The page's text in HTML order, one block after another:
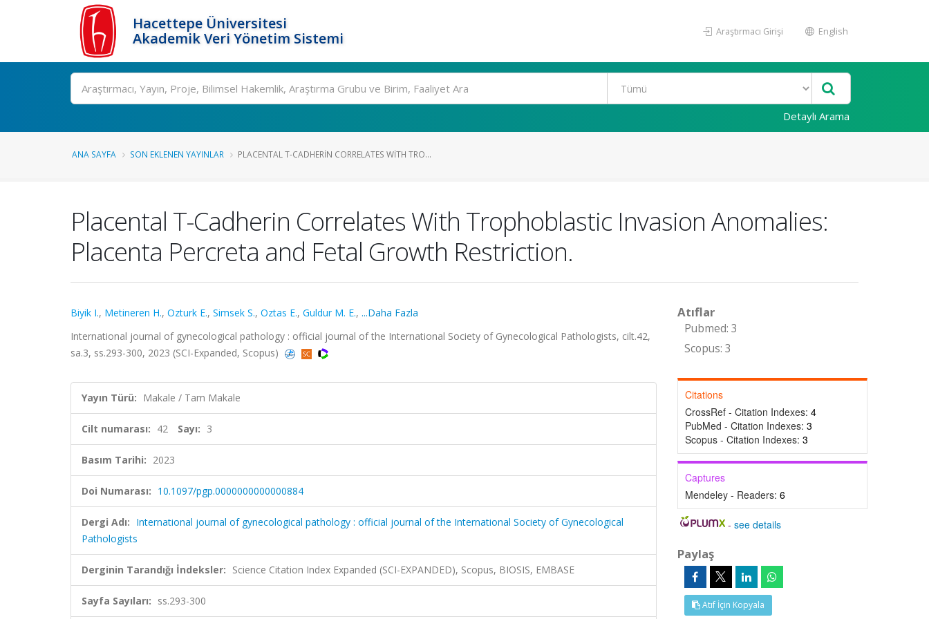
Hacettepe Üniversitesi
Akademik Veri Yönetim Sistemi
Araştırmacı Girişi English
Ara
Detaylı Arama
ANA SAYFA SON EKLENEN YAYINLAR PLACENTAL T-CADHERIN CORRELATES WITH TRO...
Placental T-Cadherin Correlates With Trophoblastic Invasion Anomalies:
Placenta Percreta and Fetal Growth Restriction.
Biyik I., Metineren H., Ozturk E., Simsek S., Oztas E., Guldur M. E., ...Daha Fazla
International journal of gynecological pathology : official journal of the International Society of Gynecological Pathologists, cilt.42,
sa.3, ss.293-300, 2023 (SCI-Expanded, Scopus)
Yayın Türü: Makale / Tam Makale
Cilt numarası: 42 Sayı: 3
Basım Tarihi: 2023
Doi Numarası: 10.1097/pgp.0000000000000884
Dergi Adı: International journal of gynecological pathology : official journal of the International Society of Gynecological
Pathologists
Derginin Tarandığı İndeksler: Science Citation Index Expanded (SCI-EXPANDED), Scopus, BIOSIS, EMBASE
Sayfa Sayıları: ss.293-300
Atıflar
Pubmed: 3
Scopus: 3
Citations
CrossRef - Citation Indexes: 4
PubMed - Citation Indexes: 3
Scopus - Citation Indexes: 3
Captures
Mendeley - Readers: 6
-see details
Paylaş
Atıf İçin Kopyala